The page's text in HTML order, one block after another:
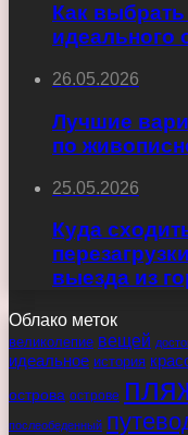
Как выбрать
идеального
26.05.2026
Лучшие
по
25.05.2026
Куда
выезда из
Облако меток
великолепие вещей
идеальное история
острова острове
послеобеденный